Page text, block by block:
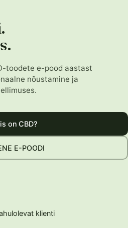
toodete e-pood aastast
nõustamine ja
on CBD?
E-POODI
klienti